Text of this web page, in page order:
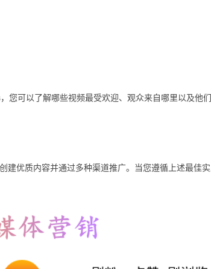
，您可以了解哪些视频最受欢迎、观众来自哪里以及他
建优质内容并通过多种渠道推广。当您遵循上述最佳